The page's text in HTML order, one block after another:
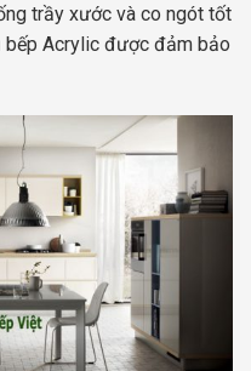
trầy xước và co ngót tốt
Acrylic được đảm bảo